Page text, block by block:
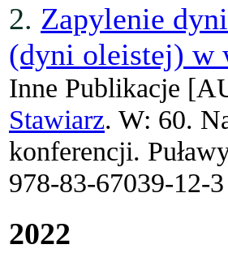
2. Zapylenie
(dyni oleistej) w
Inne Publikacje
Stawiarz. W: 60.
konferencji.
978-83-67039-12-3
2022